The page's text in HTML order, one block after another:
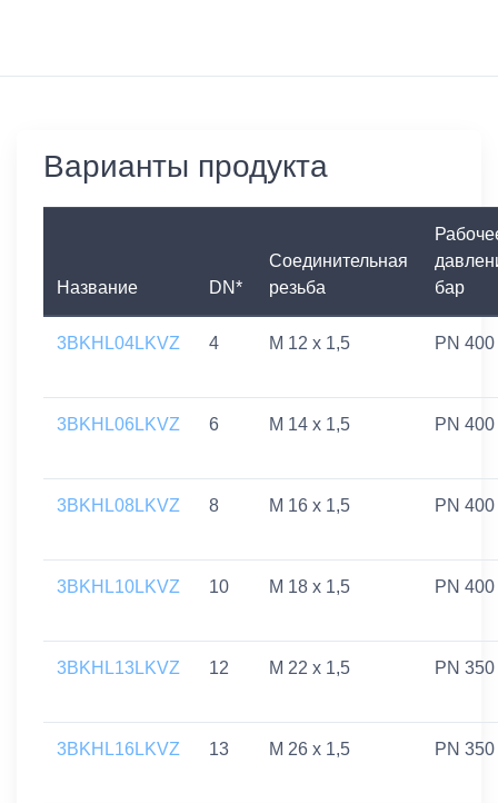
Варианты продукта
Название DN*
Соединительная
резьба
бар
3BKHL04LKVZ 4 M 12 x 1,5 PN 400
3BKHL06LKVZ 6 M 14 x 1,5 PN 400
3BKHL08LKVZ 8 M 16 x 1,5 PN 400
3BKHL10LKVZ 10 M 18 x 1,5 PN 400
3BKHL13LKVZ 12 M 22 x 1,5 PN 350
3BKHL16LKVZ 13 M 26 x 1,5 PN 350